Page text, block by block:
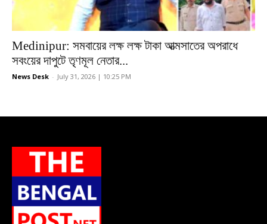
Medinipur: সমবায়ের লক্ষ লক্ষ টাকা আত্মসাতের অপরাধে
সবংয়ের দাপুটে তৃণমূল নেতার...
News Desk - July 31, 2026 | 10:25 PM